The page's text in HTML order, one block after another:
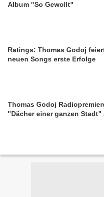
Album "So Gewollt"
Ratings: Thomas Godoj
neuen Songs erste Erfolge
Thomas Godoj
"Dächer einer ganzen Stadt"